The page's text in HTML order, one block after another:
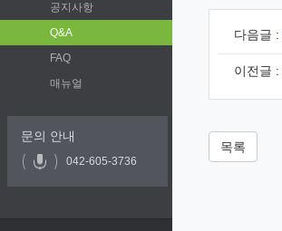
공지사항
Q&A
FAQ
매뉴얼
문의 안내
042-605-3736
다음글 :
이전글 :
목록